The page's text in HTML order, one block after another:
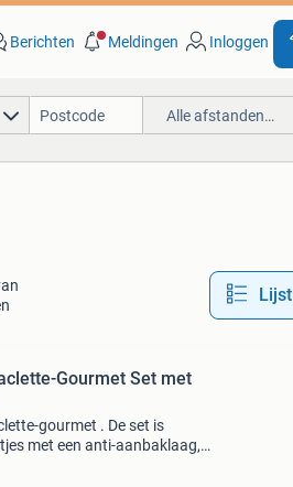
Berichten Meldingen Inloggen
Alle afstanden…
Lijst
Gourmet Set met
gourmet . De set is
met een anti-aanbaklaag,